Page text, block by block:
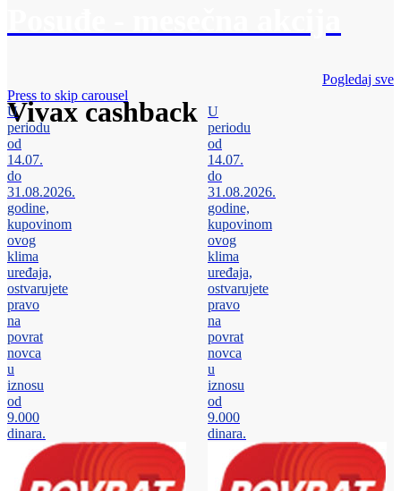
Vivax cashback
Pogledaj sve
Press to skip carousel
U
periodu
od
14.07.
do
31.08.2026.
godine,
kupovinom
ovog
klima
uređaja,
ostvarujete
pravo
na
povrat
novca
u
iznosu
od
9.000
dinara.
U
periodu
od
14.07.
do
31.08.2026.
godine,
kupovinom
ovog
klima
uređaja,
ostvarujete
pravo
na
povrat
novca
u
iznosu
od
9.000
dinara.